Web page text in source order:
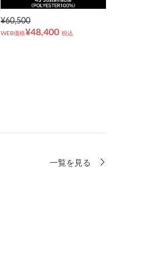
¥60,500
WEB価格¥48,400 税込
一覧を見る